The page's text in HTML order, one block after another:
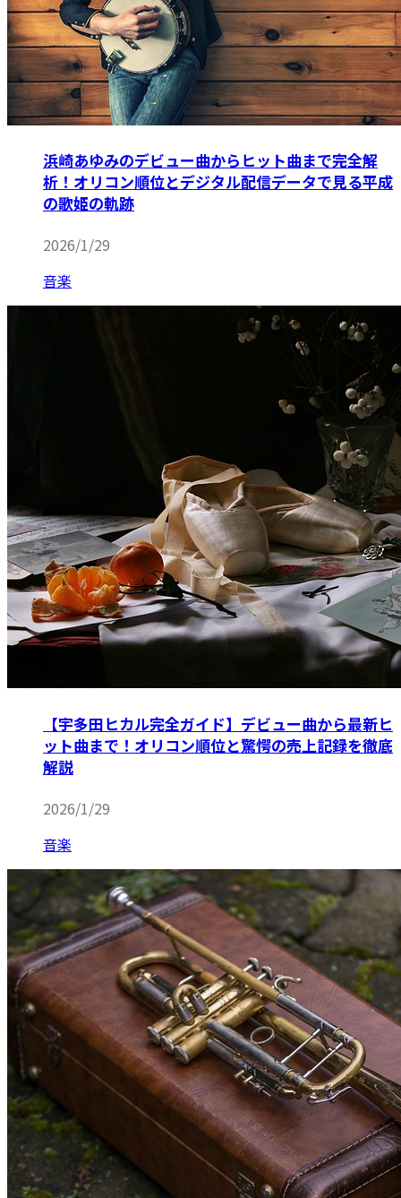
浜崎あゆみのデビュー曲からヒット曲まで完全解
析！オリコン順位とデジタル配信データで見る平成
の歌姫の軌跡
2026/1/29
音楽
【宇多田ヒカル完全ガイド】デビュー曲から最新ヒ
ット曲まで！オリコン順位と驚愕の売上記録を徹底
解説
2026/1/29
音楽